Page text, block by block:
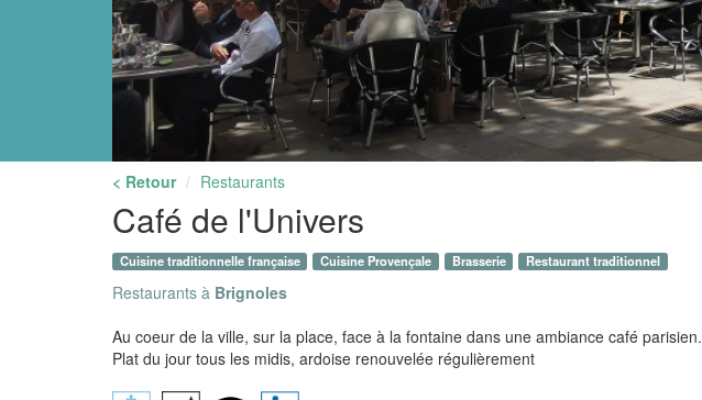
< Retour Restaurants
Café de l'Univers
Cuisine traditionnelle française Cuisine Provençale Brasserie Restaurant traditionnel
Restaurants à Brignoles
Au coeur de la ville, sur la place, face à la fontaine dans une ambiance café parisien.
Plat du jour tous les midis, ardoise renouvelée régulièrement